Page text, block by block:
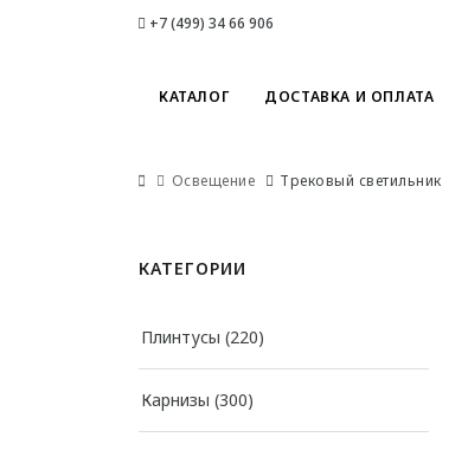
+7 (499) 34 66 906
КАТАЛОГ ДОСТАВКА И ОПЛАТА
Освещение Трековый светильник
КАТЕГОРИИ
Плинтусы (220)
Карнизы (300)